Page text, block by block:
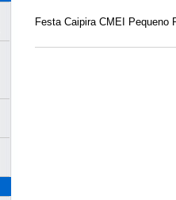
Festa Caipira CMEI Pequeno